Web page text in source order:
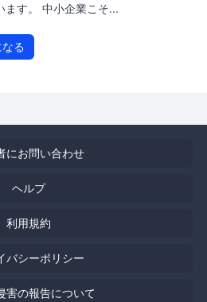
ます。 中小企業こそ...
なる
にお問い合わせ
ヘルプ
利用規約
バシーポリシー
害の報告について